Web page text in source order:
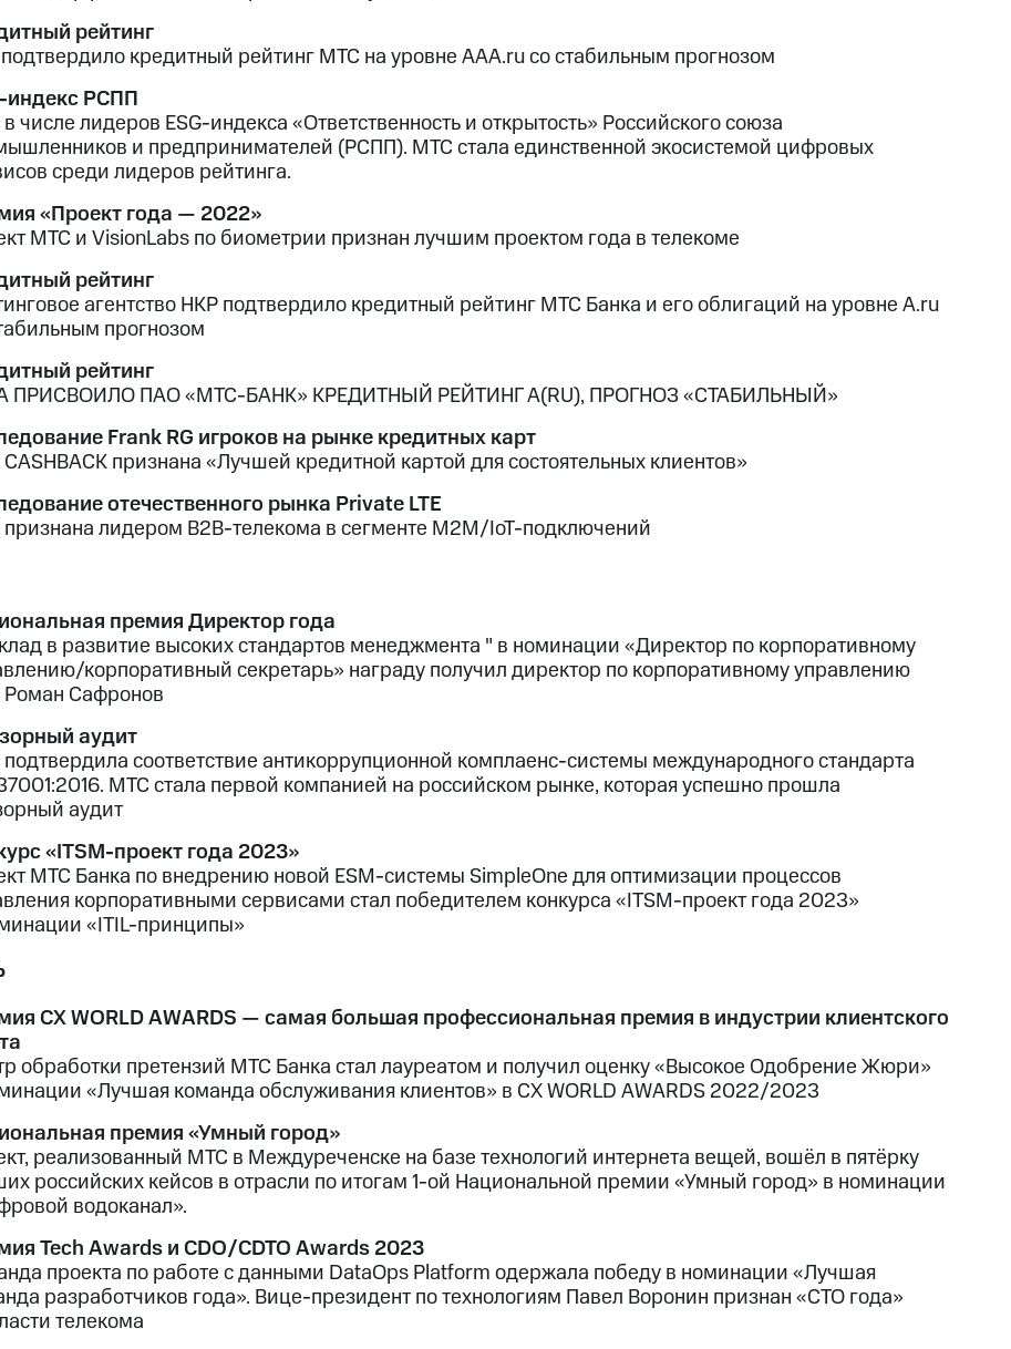
рейтинг
кредитный рейтинг МТС на уровне AAA.ru со стабильным прогнозом
индекс РСПП
числе лидеров ESG-индекса «Ответственность и открытость» Российского союза
и предпринимателей (РСПП). МТС стала единственной экосистемой цифровых
среди лидеров рейтинга.
«Проект года — 2022»
МТС и VisionLabs по биометрии признан лучшим проектом года в телекоме
рейтинг
агентство НКР подтвердило кредитный рейтинг МТС Банка и его облигаций на уровне A.ru
прогнозом
рейтинг
ПРИСВОИЛО ПАО «МТС-БАНК» КРЕДИТНЫЙ РЕЙТИНГ А(RU), ПРОГНОЗ «СТАБИЛЬНЫЙ»
Frank RG игроков на рынке кредитных карт
CASHBACK признана «Лучшей кредитной картой для состоятельных клиентов»
отечественного рынка Private LTE
лидером B2B-телекома в сегменте М2М/IoT-подключений
премия Директор года
в развитие высоких стандартов менеджмента " в номинации «Директор по корпоративному
корпоративный секретарь» награду получил директор по корпоративному управлению
Сафронов
аудит
соответствие антикоррупционной комплаенс-системы международного стандарта
МТС стала первой компанией на российском рынке, которая успешно прошла
аудит
«ITSM-проект года 2023»
МТС Банка по внедрению новой ESM-системы SimpleOne для оптимизации процессов
корпоративными сервисами стал победителем конкурса «ITSM-проект года 2023»
«ITIL-принципы»
СХ WORLD AWARDS — самая большая профессиональная премия в индустрии клиентского
обработки претензий МТС Банка стал лауреатом и получил оценку «Высокое Одобрение Жюри»
«Лучшая команда обслуживания клиентов» в СХ WORLD AWARDS 2022/2023
премия «Умный город»
реализованный МТС в Междуреченске на базе технологий интернета вещей, вошёл в пятёрку
российских кейсов в отрасли по итогам 1-ой Национальной премии «Умный город» в номинации
водоканал».
Tech Awards и CDO/CDTO Awards 2023
проекта по работе с данными DataOps Platform одержала победу в номинации «Лучшая
разработчиков года». Вице-президент по технологиям Павел Воронин признан «СТО года»
телекома